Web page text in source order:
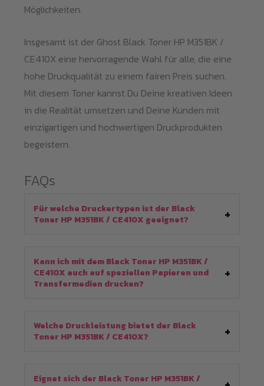
Möglichkeiten.
Insgesamt ist der Ghost Black Toner HP M351BK /
CE410X eine hervorragende Wahl für alle, die eine
hohe Druckqualität zu einem fairen Preis suchen.
Mit diesem Toner kannst Du Deine kreativen Ideen
in die Realität umsetzen und Deine Kunden mit
einzigartigen und hochwertigen Druckprodukten
begeistern.
FAQs
Für welche Druckertypen ist der Black
Toner HP M351BK / CE410X geeignet?
Kann ich mit dem Black Toner HP M351BK /
CE410X auch auf speziellen Papieren und
Transfermedien drucken?
Welche Druckleistung bietet der Black
Toner HP M351BK / CE410X?
Eignet sich der Black Toner HP M351BK /